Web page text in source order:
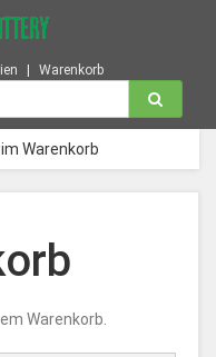
Warenkorb
Warenkorb
Warenkorb.